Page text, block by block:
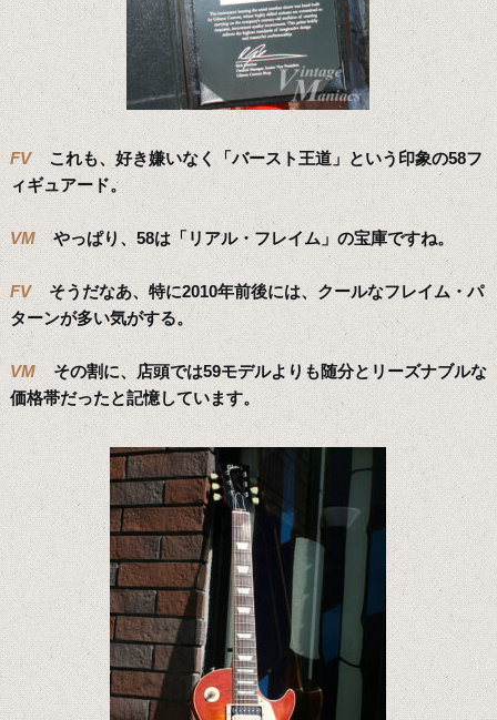
FV
これも、好き嫌いなく「バースト王道」という印象の58フ
ィギュアード。
VM やっぱり、58は「リアル・フレイム」の宝庫ですね。
FV
そうだなあ、特に2010年前後には、クールなフレイム・パ
ターンが多い気がする。
VM
その割に、店頭では59モデルよりも随分とリーズナブルな
価格帯だったと記憶しています。